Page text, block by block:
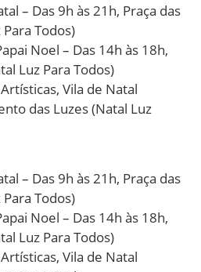
– Das 9h às 21h, Praça das
Todos)
Noel – Das 14h às 18h,
Luz Para Todos)
Vila de Natal
das Luzes (Natal Luz
– Das 9h às 21h, Praça das
Todos)
Noel – Das 14h às 18h,
Luz Para Todos)
Vila de Natal